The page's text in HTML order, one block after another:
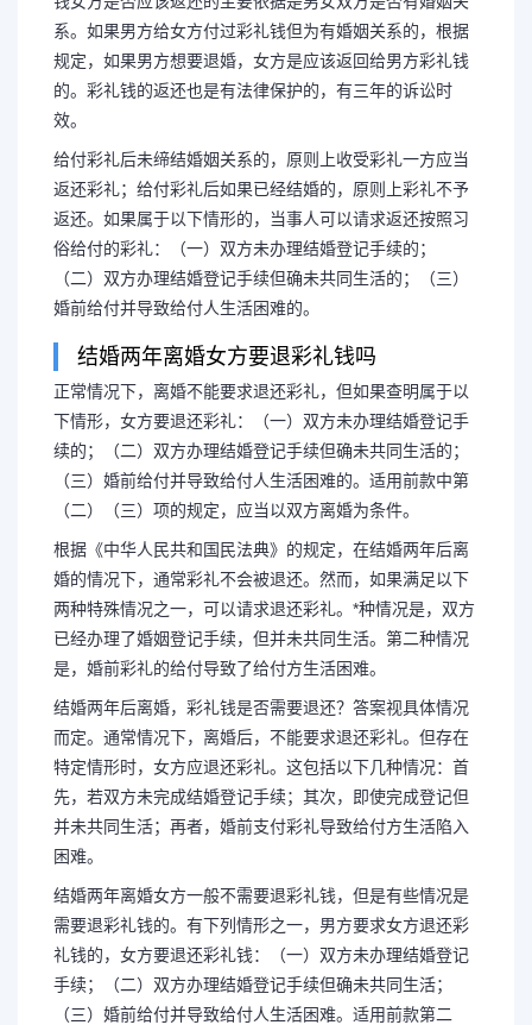
系。如果男方给女方付过彩礼钱但为有婚姻关系的，根据
规定，如果男方想要退婚，女方是应该返回给男方彩礼钱
的。彩礼钱的返还也是有法律保护的，有三年的诉讼时
效。
给付彩礼后未缔结婚姻关系的，原则上收受彩礼一方应当
返还彩礼；给付彩礼后如果已经结婚的，原则上彩礼不予
返还。如果属于以下情形的，当事人可以请求返还按照习
俗给付的彩礼：（一）双方未办理结婚登记手续的；
（二）双方办理结婚登记手续但确未共同生活的；（三）
婚前给付并导致给付人生活困难的。
结婚两年离婚女方要退彩礼钱吗
正常情况下，离婚不能要求退还彩礼，但如果查明属于以
下情形，女方要退还彩礼：（一）双方未办理结婚登记手
续的；（二）双方办理结婚登记手续但确未共同生活的；
（三）婚前给付并导致给付人生活困难的。适用前款中第
（二）（三）项的规定，应当以双方离婚为条件。
根据《中华人民共和国民法典》的规定，在结婚两年后离
婚的情况下，通常彩礼不会被退还。然而，如果满足以下
两种特殊情况之一，可以请求退还彩礼。*种情况是，双方
已经办理了婚姻登记手续，但并未共同生活。第二种情况
是，婚前彩礼的给付导致了给付方生活困难。
结婚两年后离婚，彩礼钱是否需要退还？答案视具体情况
而定。通常情况下，离婚后，不能要求退还彩礼。但存在
特定情形时，女方应退还彩礼。这包括以下几种情况：首
先，若双方未完成结婚登记手续；其次，即使完成登记但
并未共同生活；再者，婚前支付彩礼导致给付方生活陷入
困难。
结婚两年离婚女方一般不需要退彩礼钱，但是有些情况是
需要退彩礼钱的。有下列情形之一，男方要求女方退还彩
礼钱的，女方要退还彩礼钱：（一）双方未办理结婚登记
手续；（二）双方办理结婚登记手续但确未共同生活；
（三）婚前给付并导致给付人生活困难。适用前款第二